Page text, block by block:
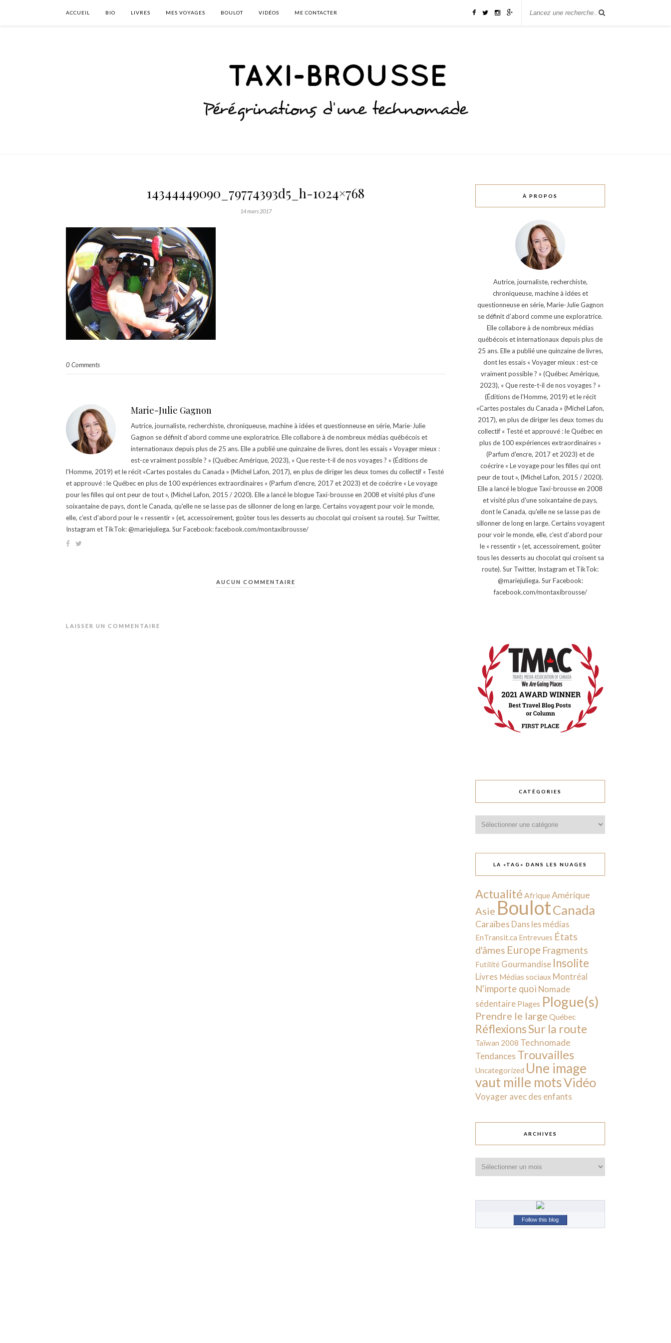
ACCUEIL BIO LIVRES MES VOYAGES BOULOT VIDÉOS ME CONTACTER
14344449090_79774393d5_h-1024×768
14 mars 2017
0 Comments
Marie-Julie Gagnon
Autrice, journaliste, recherchiste, chroniqueuse, machine à idées et questionneuse en série, Marie-Julie
Gagnon se définit d’abord comme une exploratrice. Elle collabore à de nombreux médias québécois et
internationaux depuis plus de 25 ans. Elle a publié une quinzaine de livres, dont les essais « Voyager mieux :
est-ce vraiment possible ? » (Québec Amérique, 2023), « Que reste-t-il de nos voyages ? » (Éditions de
l'Homme, 2019) et le récit «Cartes postales du Canada » (Michel Lafon, 2017), en plus de diriger les deux tomes du collectif « Testé
et approuvé : le Québec en plus de 100 expériences extraordinaires » (Parfum d'encre, 2017 et 2023) et de coécrire « Le voyage
pour les filles qui ont peur de tout », (Michel Lafon, 2015 / 2020). Elle a lancé le blogue Taxi-brousse en 2008 et visité plus d'une
soixantaine de pays, dont le Canada, qu'elle ne se lasse pas de sillonner de long en large. Certains voyagent pour voir le monde,
elle, c’est d’abord pour le « ressentir » (et, accessoirement, goûter tous les desserts au chocolat qui croisent sa route). Sur Twitter,
Instagram et TikTok: @mariejuliega. Sur Facebook: facebook.com/montaxibrousse/
AUCUN COMMENTAIRE
LAISSER UN COMMENTAIRE
À PROPOS
Autrice, journaliste, recherchiste,
chroniqueuse, machine à idées et
questionneuse en série, Marie-Julie Gagnon
se définit d’abord comme une exploratrice.
Elle collabore à de nombreux médias
québécois et internationaux depuis plus de
25 ans. Elle a publié une quinzaine de livres,
dont les essais « Voyager mieux : est-ce
vraiment possible ? » (Québec Amérique,
2023), « Que reste-t-il de nos voyages ? »
(Éditions de l'Homme, 2019) et le récit
«Cartes postales du Canada » (Michel Lafon,
2017), en plus de diriger les deux tomes du
collectif « Testé et approuvé : le Québec en
plus de 100 expériences extraordinaires »
(Parfum d'encre, 2017 et 2023) et de
coécrire « Le voyage pour les filles qui ont
peur de tout », (Michel Lafon, 2015 / 2020).
Elle a lancé le blogue Taxi-brousse en 2008
et visité plus d'une soixantaine de pays,
dont le Canada, qu'elle ne se lasse pas de
sillonner de long en large. Certains voyagent
pour voir le monde, elle, c’est d’abord pour
le « ressentir » (et, accessoirement, goûter
tous les desserts au chocolat qui croisent sa
route). Sur Twitter, Instagram et TikTok:
@mariejuliega. Sur Facebook:
facebook.com/montaxibrousse/
CATÉGORIES
LA «TAG» DANS LES NUAGES
Actualité AfriqueAmérique
Asie BoulotCanada
Caraïbes Dans les médias
EnTransit.ca Entrevues États
d'âmes Europe Fragments
Futilité Gourmandise Insolite
Livres Médias sociaux Montréal
N'importe quoi Nomade
sédentaire Plages Plogue(s)
Prendre le large Québec
RéflexionsSur la route
Taïwan 2008 Technomade
Tendances Trouvailles
Uncategorized Une image
vaut mille motsVidéo
Voyager avec des enfants
ARCHIVES
Follow this blog